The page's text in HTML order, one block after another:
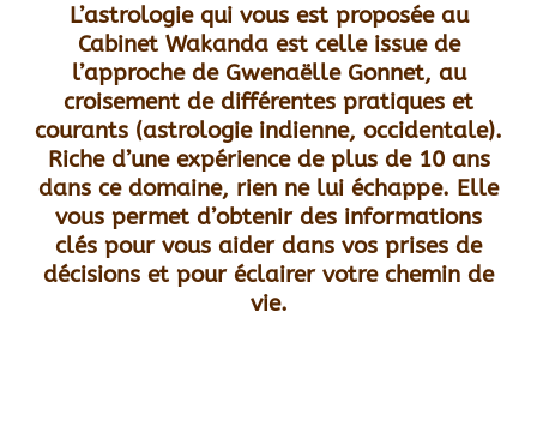
L’astrologie qui vous est proposée au
Cabinet Wakanda est celle issue de
l’approche de Gwenaëlle Gonnet, au
croisement de différentes pratiques et
courants (astrologie indienne, occidentale).
Riche d’une expérience de plus de 10 ans
dans ce domaine, rien ne lui échappe. Elle
vous permet d’obtenir des informations
clés pour vous aider dans vos prises de
décisions et pour éclairer votre chemin de
vie.